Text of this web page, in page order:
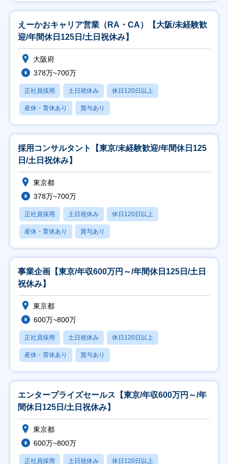
えーかおキャリア営業（RA・CA）【大阪/未経験歓
迎/年間休日125日/土日祝休み】
大阪府
378万~700万
正社員採用 土日祝休み 休日120日以上
産休・育休あり 賞与あり
採用コンサルタント【東京/未経験歓迎/年間休日125
日/土日祝休み】
東京都
378万~700万
正社員採用 土日祝休み 休日120日以上
産休・育休あり 賞与あり
事業企画【東京/年収600万円～/年間休日125日/土日
祝休み】
東京都
600万~800万
正社員採用 土日祝休み 休日120日以上
産休・育休あり 賞与あり
エンタープライズセールス【東京/年収600万円～/年
間休日125日/土日祝休み】
東京都
600万~800万
正社員採用 土日祝休み 休日120日以上